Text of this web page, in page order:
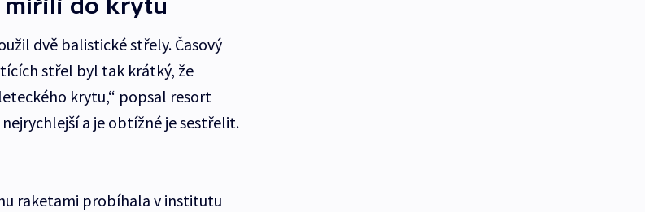
mířili do krytu
dvě balistické střely. Časový
střel byl tak krátký, že
krytu,“ popsal resort
a je obtížné je sestřelit.
raketami probíhala v institutu